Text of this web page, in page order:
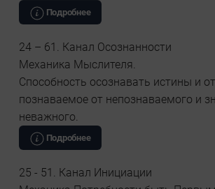
Подробнее
24 – 61. Канал Осознанности
Механика Мыслителя.
Способность осознавать истины и
познаваемое от непознаваемого и
неважного.
Подробнее
25 - 51. Канал Инициации